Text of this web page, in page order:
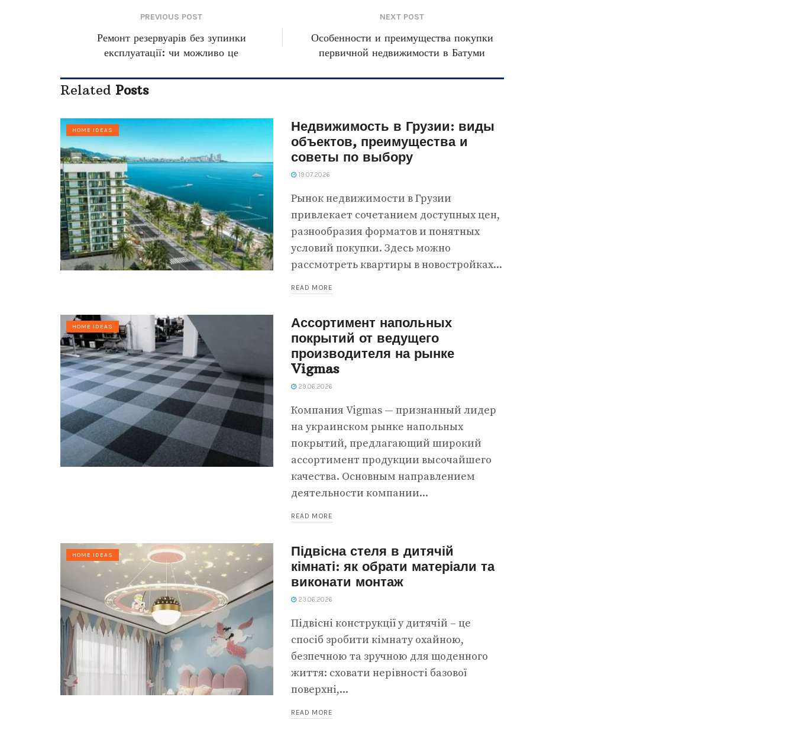
PREVIOUS POST
Ремонт резервуарів без зупинки
експлуатації: чи можливо це
NEXT POST
Особенности и преимущества покупки
первичной недвижимости в Батуми
Related Posts
HOME IDEAS
Недвижимость в Грузии: виды
объектов, преимущества и
советы по выбору
19.07.2026
Рынок недвижимости в Грузии
привлекает сочетанием доступных цен,
разнообразия форматов и понятных
условий покупки. Здесь можно
рассмотреть квартиры в новостройках...
READ MORE
HOME IDEAS
Ассортимент напольных
покрытий от ведущего
производителя на рынке
Vigmas
29.06.2026
Компания Vigmas — признанный лидер
на украинском рынке напольных
покрытий, предлагающий широкий
ассортимент продукции высочайшего
качества. Основным направлением
деятельности компании...
READ MORE
HOME IDEAS
Підвісна стеля в дитячій
кімнаті: як обрати матеріали та
виконати монтаж
23.06.2026
Підвісні конструкції у дитячій – це
спосіб зробити кімнату охайною,
безпечною та зручною для щоденного
життя: сховати нерівності базової
поверхні,...
READ MORE